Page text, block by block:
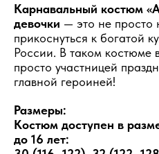
Карнавальный костюм
девочки — это не просто
прикоснуться к богатой
России. В таком костюме
просто участницей
главной героиней!
Размеры:
Костюм доступен в
до 16 лет: